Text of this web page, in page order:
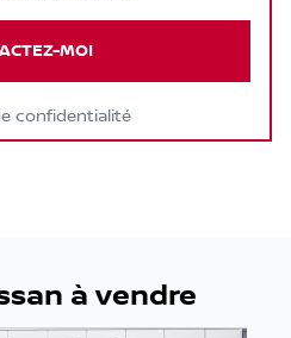
MOI
confidentialité
à vendre